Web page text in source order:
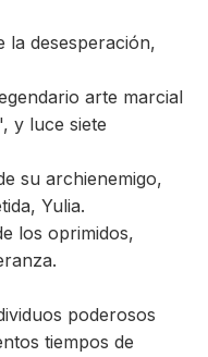
la desesperación,
arte marcial
y luce siete
su archienemigo,
Yulia.
los oprimidos,
poderosos
tiempos de